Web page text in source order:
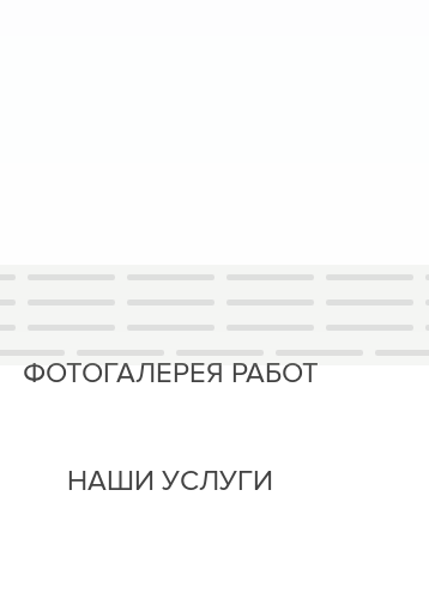
ФОТОГАЛЕРЕЯ РАБОТ
НАШИ УСЛУГИ